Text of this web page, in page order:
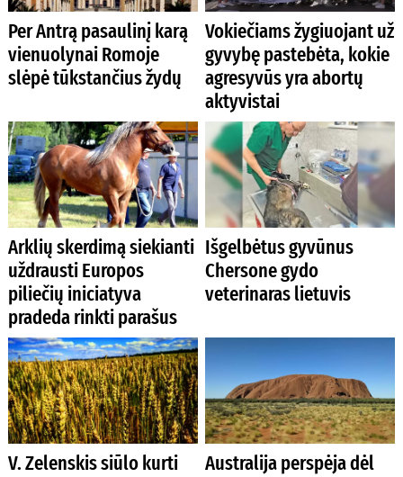
Per Antrą pasaulinį karą
vienuolynai Romoje
slėpė tūkstančius žydų
Vokiečiams žygiuojant už
gyvybę pastebėta, kokie
agresyvūs yra abortų
aktyvistai
Arklių skerdimą siekianti
uždrausti Europos
piliečių iniciatyva
pradeda rinkti parašus
Išgelbėtus gyvūnus
Chersone gydo
veterinaras lietuvis
V. Zelenskis siūlo kurti
Australija perspėja dėl